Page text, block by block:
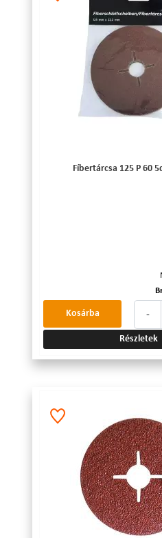
Fíbertárcsa 125 P 60
-
Kosárba
Részletek